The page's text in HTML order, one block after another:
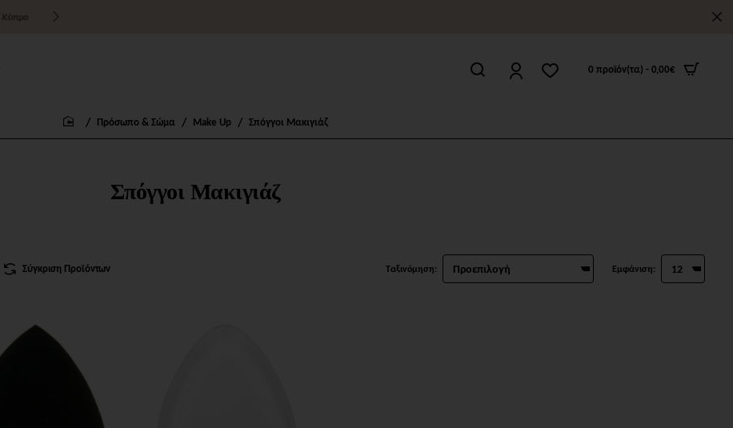
0 προϊόν(τα) - 0,00€
Σπόγγοι Μακιγιάζ
Πρόσωπο & Σώμα Make Up Σπόγγοι Μακιγιάζ
Σύγκριση Προϊόντων Ταξινόμηση: Εμφάνιση: